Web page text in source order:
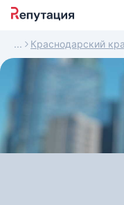
Краснодарский